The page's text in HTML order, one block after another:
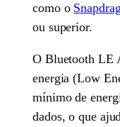
como o
ou superior.
O Bluetooth LE
energia (Low
mínimo de
dados, o que